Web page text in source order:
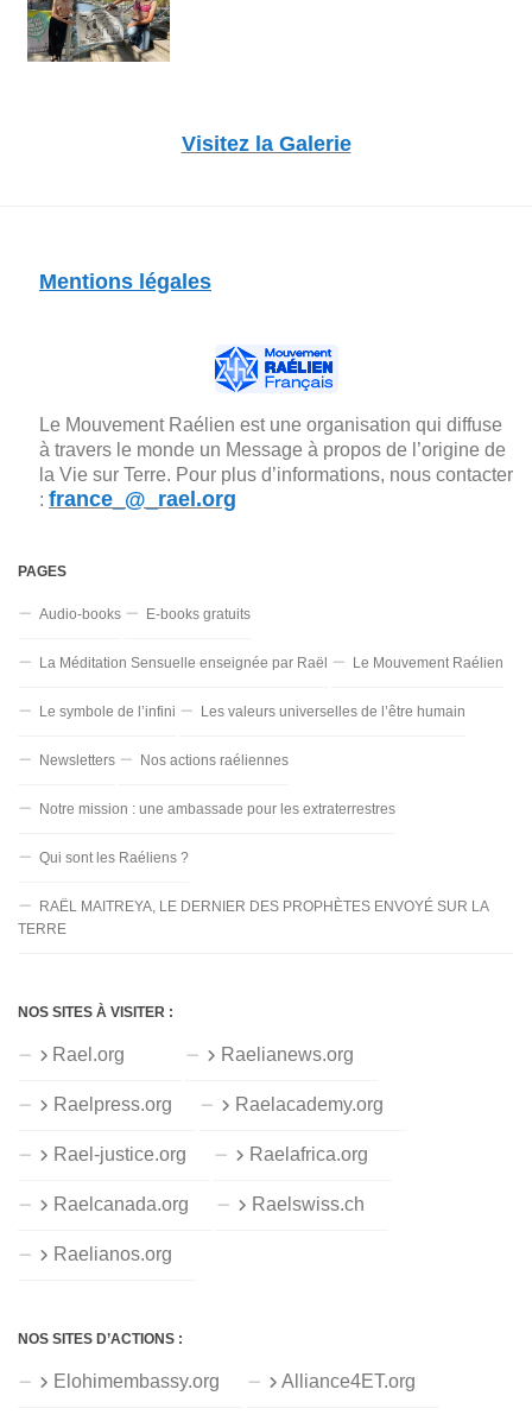
Visitez la Galerie
Mentions légales
Le Mouvement Raélien est une organisation qui diffuse
à travers le monde un Message à propos de l’origine de
la Vie sur Terre. Pour plus d’informations, nous contacter
: france_@_rael.org
PAGES
Audio-books E-books gratuits
La Méditation Sensuelle enseignée par Raël Le Mouvement Raélien
Le symbole de l’infini Les valeurs universelles de l’être humain
Newsletters Nos actions raéliennes
Notre mission : une ambassade pour les extraterrestres
Qui sont les Raéliens ?
RAËL MAITREYA, LE DERNIER DES PROPHÈTES ENVOYÉ SUR LA
TERRE
NOS SITES À VISITER :
Rael.org Raelianews.org
Raelpress.org Raelacademy.org
Rael-justice.org Raelafrica.org
Raelcanada.org Raelswiss.ch
Raelianos.org
NOS SITES D’ACTIONS :
Elohimembassy.org Alliance4ET.org